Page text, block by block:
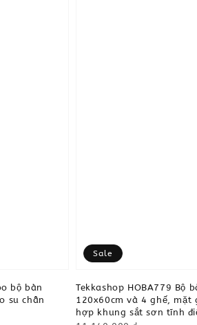
bộ bàn
su chân
Sale
Tekkashop HOBA779 Bộ
120x60cm và 4 ghế, mặt
hợp khung sắt sơn tĩnh